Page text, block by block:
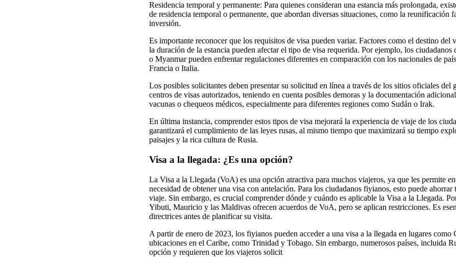
Residencia temporal y permanente: Para quienes consideran una estancia más prolongada,
de residencia temporal o permanente, que abordan diversas situaciones, como la reunificación
inversión.
Es importante reconocer que los requisitos de visa pueden variar. Factores como el destino del
la duración de la estancia pueden afectar el tipo de visa requerida. Por ejemplo, los ciudadanos
o Myanmar pueden enfrentar regulaciones diferentes en comparación con los nacionales de
Francia o Italia.
Los posibles solicitantes deben presentar su solicitud en línea a través de los sitios oficiales del
centros de visas autorizados, teniendo en cuenta posibles demoras y la documentación
vacunas o chequeos médicos, especialmente para diferentes regiones como Sudán o Irak.
En última instancia, comprender estos tipos de visa mejorará la experiencia de viaje de los
garantizará el cumplimiento de las leyes rusas, al mismo tiempo que maximizará su tiempo
paisajes y la rica cultura de Rusia.
Visa a la llegada: ¿Es una opción?
La Visa a la Llegada (VoA) es una opción atractiva para muchos viajeros, ya que les permite
necesidad de obtener una visa con antelación. Para los ciudadanos fiyianos, esto puede
viaje. Sin embargo, es crucial comprender dónde y cuándo es aplicable la Visa a la Llegada.
Yibuti, Mauricio y las Maldivas ofrecen acuerdos de VoA, pero se aplican restricciones. Es
directrices antes de planificar su visita.
A partir de enero de 2023, los fiyianos pueden acceder a una visa a la llegada en lugares como
ubicaciones en el Caribe, como Trinidad y Tobago. Sin embargo, numerosos países, incluida
opción y requieren que los viajeros solicit